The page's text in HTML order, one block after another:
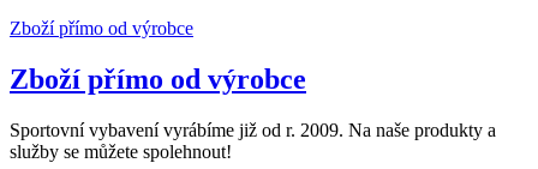
Zboží přímo od výrobce
Zboží přímo od výrobce
Sportovní vybavení vyrábíme již od r. 2009. Na naše produkty a
služby se můžete spolehnout!